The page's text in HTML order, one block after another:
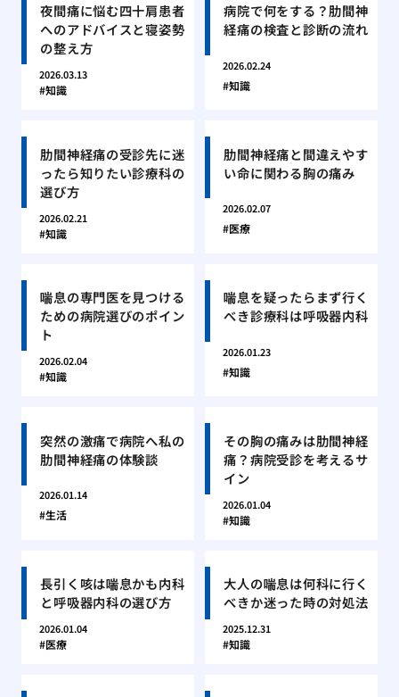
夜間痛に悩む四十肩患者
へのアドバイスと寝姿勢
の整え方
2026.03.13
知識
病院で何をする？肋間神
経痛の検査と診断の流れ
2026.02.24
知識
肋間神経痛の受診先に迷
ったら知りたい診療科の
選び方
2026.02.21
知識
肋間神経痛と間違えやす
い命に関わる胸の痛み
2026.02.07
医療
喘息の専門医を見つける
ための病院選びのポイン
ト
2026.02.04
知識
喘息を疑ったらまず行く
べき診療科は呼吸器内科
2026.01.23
知識
突然の激痛で病院へ私の
肋間神経痛の体験談
2026.01.14
生活
その胸の痛みは肋間神経
痛？病院受診を考えるサ
イン
2026.01.04
知識
長引く咳は喘息かも内科
と呼吸器内科の選び方
2026.01.04
医療
大人の喘息は何科に行く
べきか迷った時の対処法
2025.12.31
知識